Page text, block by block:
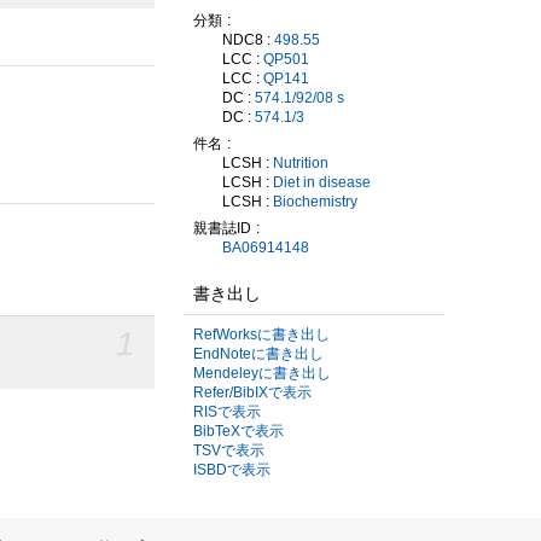
分類
NDC8 : 498.55
LCC : QP501
LCC : QP141
DC : 574.1/92/08 s
DC : 574.1/3
件名
LCSH : Nutrition
LCSH : Diet in disease
LCSH : Biochemistry
親書誌ID
BA06914148
書き出し
RefWorksに書き出し
EndNoteに書き出し
Mendeleyに書き出し
Refer/BibIXで表示
RISで表示
BibTeXで表示
TSVで表示
ISBDで表示